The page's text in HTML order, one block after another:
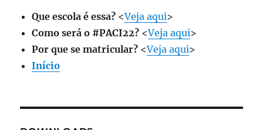
Que escola é essa? <Veja aqui>
Como será o #PACI22? <Veja aqui>
Por que se matricular? <Veja aqui>
Início